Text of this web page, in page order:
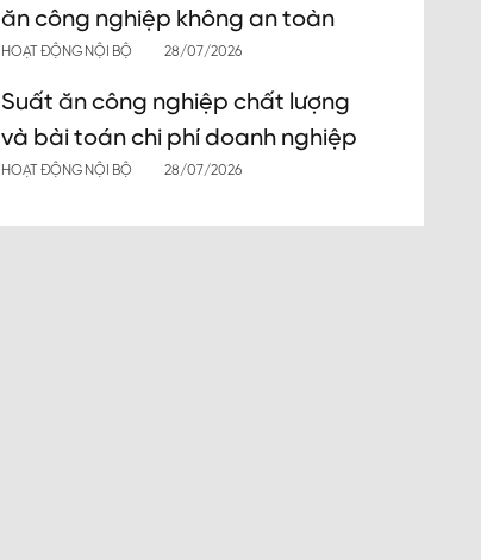
ăn công nghiệp không an toàn
HOẠT ĐỘNG NỘI BỘ 28/07/2026
Suất ăn công nghiệp chất lượng
và bài toán chi phí doanh nghiệp
HOẠT ĐỘNG NỘI BỘ 28/07/2026